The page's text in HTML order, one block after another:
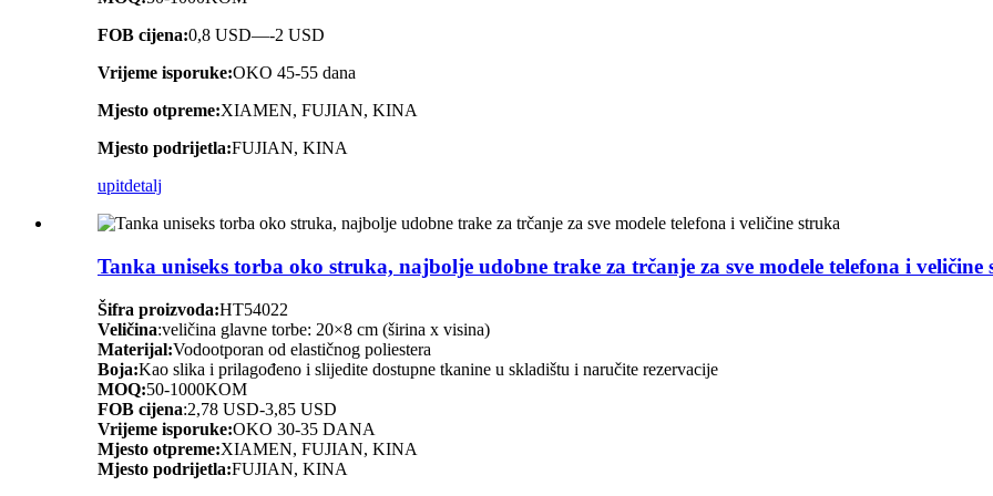
FOB cijena:0,8 USD—-2 USD
Vrijeme isporuke:OKO 45-55 dana
Mjesto otpreme:XIAMEN, FUJIAN, KINA
Mjesto podrijetla:FUJIAN, KINA
upitdetalj
Tanka uniseks torba oko struka, najbolje udobne trake za trčanje za sve modele telefona i veličine
Šifra proizvoda:HT54022
Veličina:veličina glavne torbe: 20×8 cm (širina x visina)
Materijal:Vodootporan od elastičnog poliestera
Boja:Kao slika i prilagođeno i slijedite dostupne tkanine u skladištu i naručite rezervacije
MOQ:50-1000KOM
FOB cijena:2,78 USD-3,85 USD
Vrijeme isporuke:OKO 30-35 DANA
Mjesto otpreme:XIAMEN, FUJIAN, KINA
Mjesto podrijetla:FUJIAN, KINA